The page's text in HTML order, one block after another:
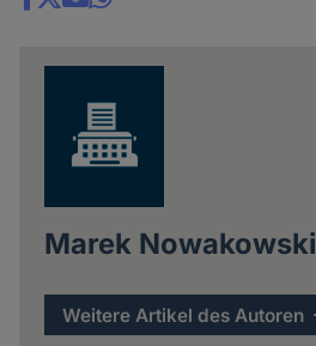
Share
Marek Nowakowski
Weitere Artikel des Autoren